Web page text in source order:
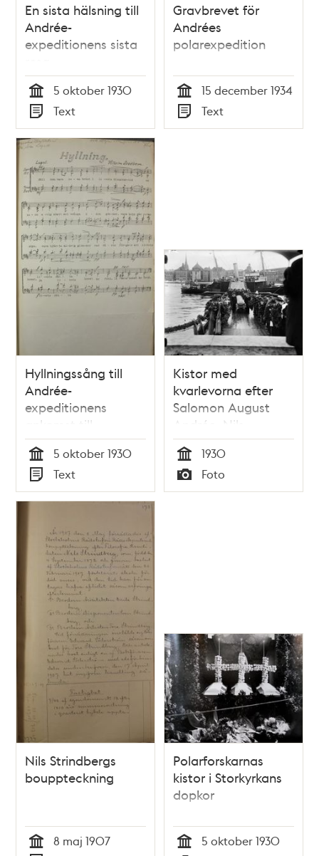
En sista hälsning till
Andrée-
expeditionens sista
Tid
5 oktober 1930
Typ
Text
Gravbrevet för
Andrées
polarexpedition
Tid
15 december 1934
Typ
Text
Hyllningssång till
Andrée-
expeditionens
ankomst till
Skeppsholmen
Tid
5 oktober 1930
Typ
Text
Kistor med
kvarlevorna efter
Salomon August
Andrée, Nils
Strindberg och Knut
Fraenkel från
Andréexpeditionen
förs i land på
Tid
1930
Typ
Foto
Nils Strindbergs
bouppteckning
8 maj 1907
Polarforskarnas
kistor i Storkyrkans
dopkor
5 oktober 1930